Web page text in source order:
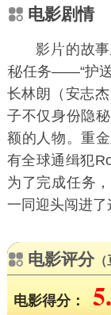
电影剧情
影
的故
任务——“护
长林朗（安志
子不仅身份隐
额的人物。重
有全球通缉犯
为了完成任务
一同迎头闯进
电影评分（
电影得分：